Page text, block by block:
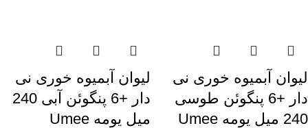
لیوان آبمیوه خوری نی
دار +6 پنگوئن طوسی
240 میل یومه Umee
لیوان آبمیوه خوری نی
دار +6 پنگوئن آبی 240
میل یومه Umee